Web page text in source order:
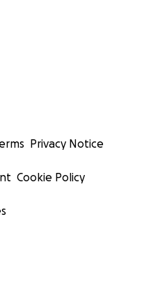
Privacy Notice
Cookie Policy